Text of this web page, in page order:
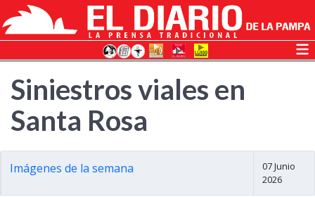
Siniestros viales en
Santa Rosa
Imágenes de la semana
07 Junio
2026